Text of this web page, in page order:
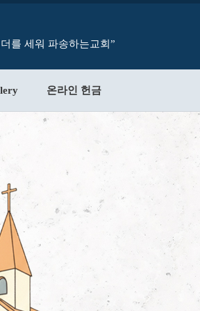
를 세워 파송하는교회”
온라인 헌금